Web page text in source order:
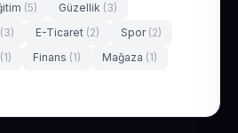
(5) Güzellik (3)
(3) E-Ticaret (2) Spor (2)
(1) Finans (1) Mağaza (1)